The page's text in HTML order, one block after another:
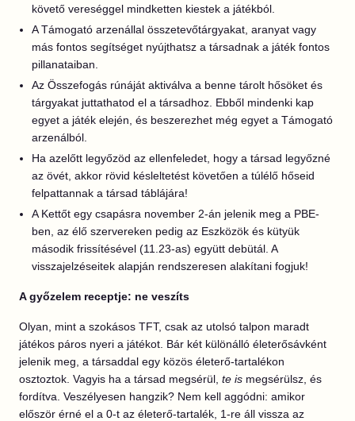
követő vereséggel mindketten kiestek a játékból.
A Támogató arzenállal összetevőtárgyakat, aranyat vagy
más fontos segítséget nyújthatsz a társadnak a játék fontos
pillanataiban.
Az Összefogás rúnáját aktiválva a benne tárolt hősöket és
tárgyakat juttathatod el a társadhoz. Ebből mindenki kap
egyet a játék elején, és beszerezhet még egyet a Támogató
arzenálból.
Ha azelőtt legyőzöd az ellenfeledet, hogy a társad legyőzné
az övét, akkor rövid késleltetést követően a túlélő hőseid
felpattannak a társad táblájára!
A Kettőt egy csapásra november 2-án jelenik meg a PBE-
ben, az élő szervereken pedig az Eszközök és kütyük
második frissítésével (11.23-as) együtt debütál. A
visszajelzéseitek alapján rendszeresen alakítani fogjuk!
A győzelem receptje: ne veszíts
Olyan, mint a szokásos TFT, csak az utolsó talpon maradt
játékos páros nyeri a játékot. Bár két különálló életerősávként
jelenik meg, a társaddal egy közös életerő-tartalékon
osztoztok. Vagyis ha a társad megsérül, te is megsérülsz, és
fordítva. Veszélyesen hangzik? Nem kell aggódni: amikor
először érné el a 0-t az életerő-tartalék, 1-re áll vissza az